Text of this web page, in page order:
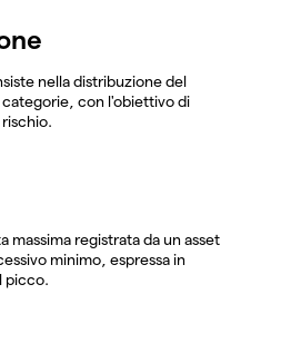
nella distribuzione del
categorie, con l'obiettivo di
massima registrata da un asset
minimo, espressa in
picco.